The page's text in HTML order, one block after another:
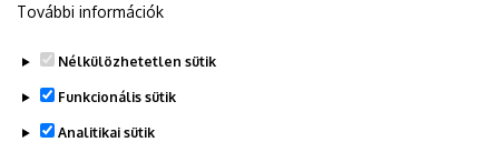
További információk
Nélkülözhetetlen sütik
Funkcionális sütik
Analitikai sütik